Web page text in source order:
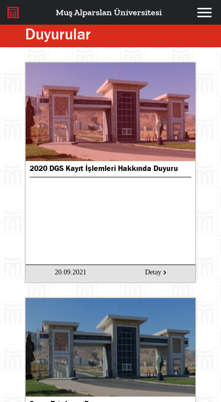
Muş Alparslan Üniversitesi
Duyurular
2020 DGS Kayıt İşlemleri Hakkında Duyuru
20.09.2021 Detay